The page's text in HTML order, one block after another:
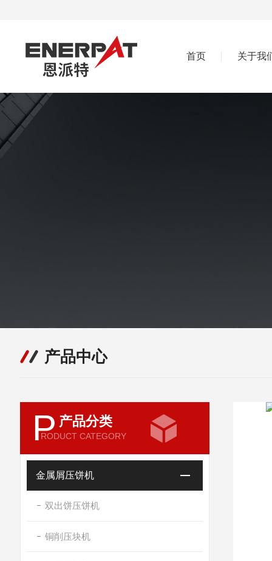
首页 关于我
产品中心
P 产品分类
RODUCT CATEGORY
金属屑压饼机
双出饼压饼机
铜削压块机